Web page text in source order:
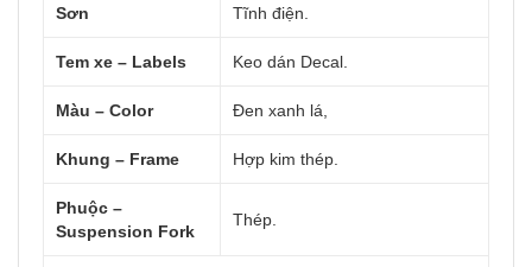
Sơn Tĩnh điện.
Tem xe – Labels Keo dán Decal.
Màu – Color Đen xanh lá,
Khung – Frame Hợp kim thép.
Phuộc –
Suspension Fork
Thép.